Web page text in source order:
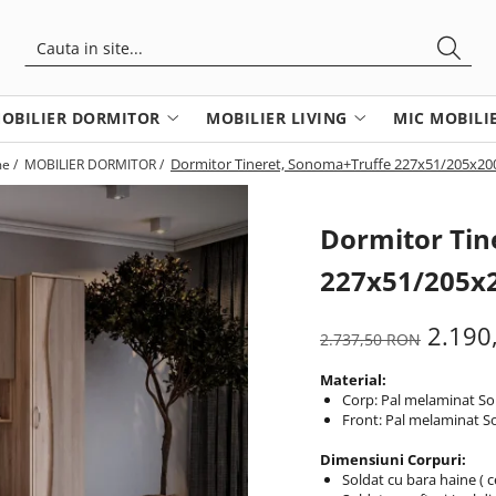
DORMITOR MOBILIER LIVING MIC
/ MOBILIER DORMITOR / Dormitor Tineret, Sonoma+Truffe 227x51/
Dormitor
227x51/
2.737,50 RON
Material:
Corp: Pal melaminat
Front: Pal melaminat
Dimensiuni Corpuri:
Soldat cu bara haine (